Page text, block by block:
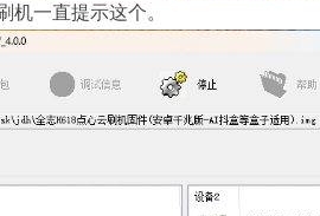
机一直提示这个。